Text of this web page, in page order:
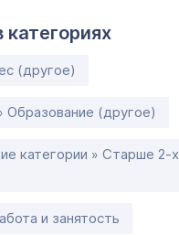
категориях
(другое)
Образование (другое)
категории » Старше 2-х
и занятость